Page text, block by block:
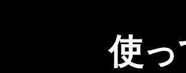
使